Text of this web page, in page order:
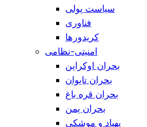
سیاست پولی
فناوری
کریدورها
امنیتی-نظامی
بحران اوکراین
بحران تایوان
بحران قره باغ
بحران یمن
پهپاد و موشکی